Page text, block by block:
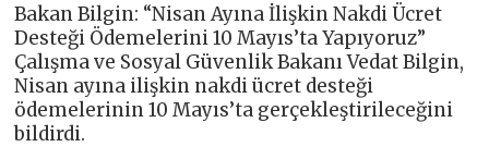
Bakan Bilgin: “Nisan Ayına İlişkin Nakdi Ücret
Desteği Ödemelerini 10 Mayıs’ta Yapıyoruz”
Çalışma ve Sosyal Güvenlik Bakanı Vedat Bilgin,
Nisan ayına ilişkin nakdi ücret desteği
ödemelerinin 10 Mayıs’ta gerçekleştirileceğini
bildirdi.